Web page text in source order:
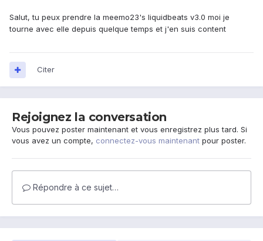
Salut, tu peux prendre la meemo23's liquidbeats v3.0 moi je
tourne avec elle depuis quelque temps et j'en suis content
Citer
Rejoignez la conversation
Vous pouvez poster maintenant et vous enregistrez plus tard. Si
vous avez un compte, connectez-vous maintenant pour poster.
Répondre à ce sujet…